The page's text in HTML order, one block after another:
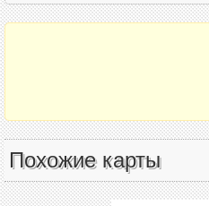
Похожие карты